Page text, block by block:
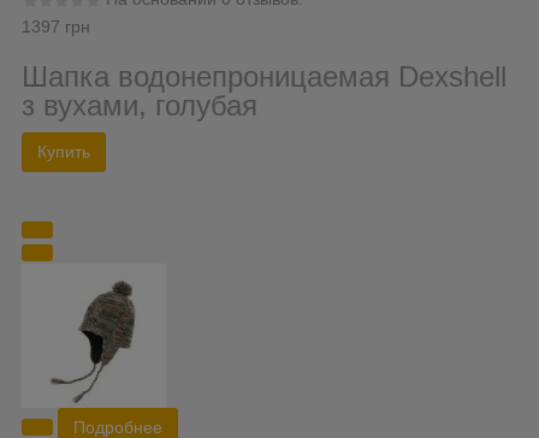
1397 грн
Шапка водонепроницаемая Dexshell
з вухами, голубая
Подробнее